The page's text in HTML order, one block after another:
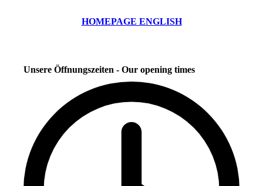
HOMEPAGE ENGLISH
Unsere Öffnungszeiten - Our opening times